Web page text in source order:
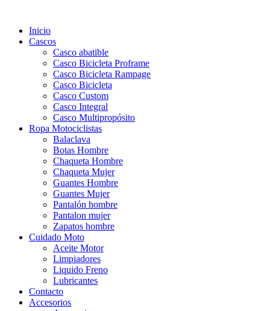
Inicio
Cascos
Casco abatible
Casco Bicicleta Proframe
Casco Bicicleta Rampage
Casco Bicicleta
Casco Custom
Casco Integral
Casco Multipropósito
Ropa Motociclistas
Balaclava
Botas Hombre
Chaqueta Hombre
Chaqueta Mujer
Guantes Hombre
Guantes Mujer
Pantalón hombre
Pantalon mujer
Zapatos hombre
Cuidado Moto
Aceite Motor
Limpiadores
Liquido Freno
Lubricantes
Contacto
Accesorios